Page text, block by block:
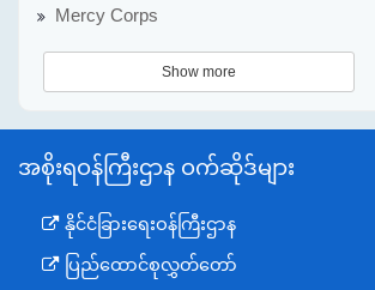
Mercy Corps
Show more
အစိုးရဝန်ကြီးဌာန ဝက်ဆိုဒ်များ
နိုင်ငံခြားရေးဝန်ကြီးဌာန
ပြည်ထောင်စုလွှတ်တော်